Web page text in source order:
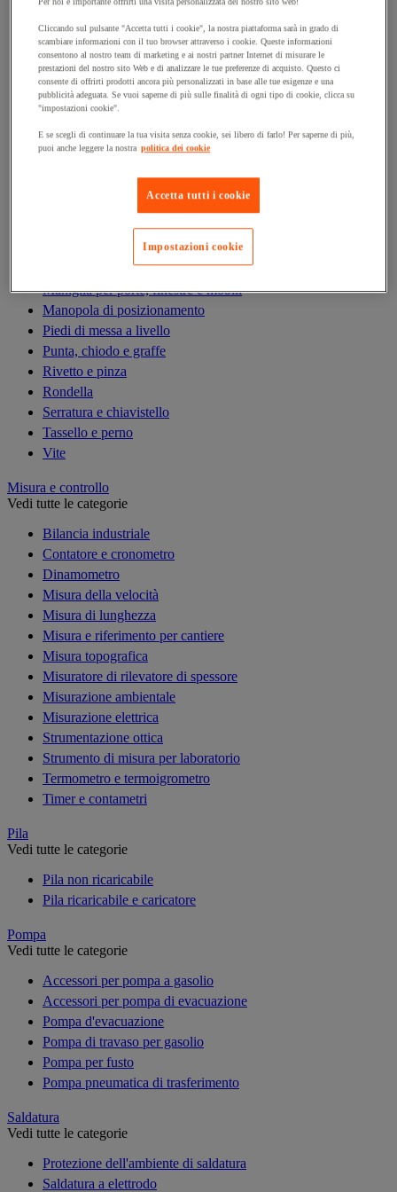
Antivibrazioni
Asta filettata
Boccola, inserto, molla e filetto riportato
Bullone
Calamita di fissaggio
Cardine, cerniera e bandella
Cerniera
Fascetta di serraggio
Ferramenta per l'arredamento
Giunto e clip circolare
Guarnizione per porte, finestre e cancelli
Maniglia per porte, finestre e mobili
Manopola di posizionamento
Piedi di messa a livello
Punta, chiodo e graffe
Rivetto e pinza
Rondella
Serratura e chiavistello
Tassello e perno
Vite
Misura e controllo
Vedi tutte le categorie
Bilancia industriale
Contatore e cronometro
Dinamometro
Misura della velocità
Misura di lunghezza
Misura e riferimento per cantiere
Misura topografica
Misuratore di rilevatore di spessore
Misurazione ambientale
Misurazione elettrica
Strumentazione ottica
Strumento di misura per laboratorio
Termometro e termoigrometro
Timer e contametri
Pila
Vedi tutte le categorie
Pila non ricaricabile
Pila ricaricabile e caricatore
Pompa
Vedi tutte le categorie
Accessori per pompa a gasolio
Accessori per pompa di evacuazione
Pompa d'evacuazione
Pompa di travaso per gasolio
Pompa per fusto
Pompa pneumatica di trasferimento
Saldatura
Vedi tutte le categorie
Protezione dell'ambiente di saldatura
Saldatura a elettrodo
Cliccando sul pulsante "Accetta tutti i cookie", la nostra piattaforma sarà in grado di
scambiare informazioni con il tuo browser attraverso i cookie. Queste informazioni
consentono al nostro team di marketing e ai nostri partner Internet di misurare le
prestazioni del nostro sito Web e di analizzare le tue preferenze di acquisto. Questo ci
consente di offrirti prodotti ancora più personalizzati in base alle tue esigenze e una
pubblicità adeguata. Se vuoi saperne di più sulle finalità di ogni tipo di cookie, clicca su
"impostazioni cookie".
E se scegli di continuare la tua visita senza cookie, sei libero di farlo! Per saperne di più,
puoi anche leggere la nostra politica dei cookie
Accetta tutti i cookie
Impostazioni cookie